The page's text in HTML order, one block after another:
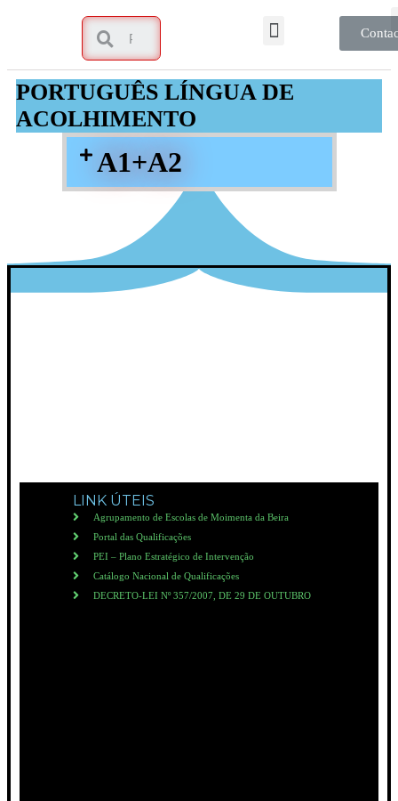
PORTUGUÊS LÍNGUA DE
ACOLHIMENTO
A1+A2
LINK ÚTEIS
Agrupamento de Escolas de Moimenta da Beira
Portal das Qualificações
PEI – Plano Estratégico de Intervenção
Catálogo Nacional de Qualificações
DECRETO-LEI Nº 357/2007, DE 29 DE OUTUBRO